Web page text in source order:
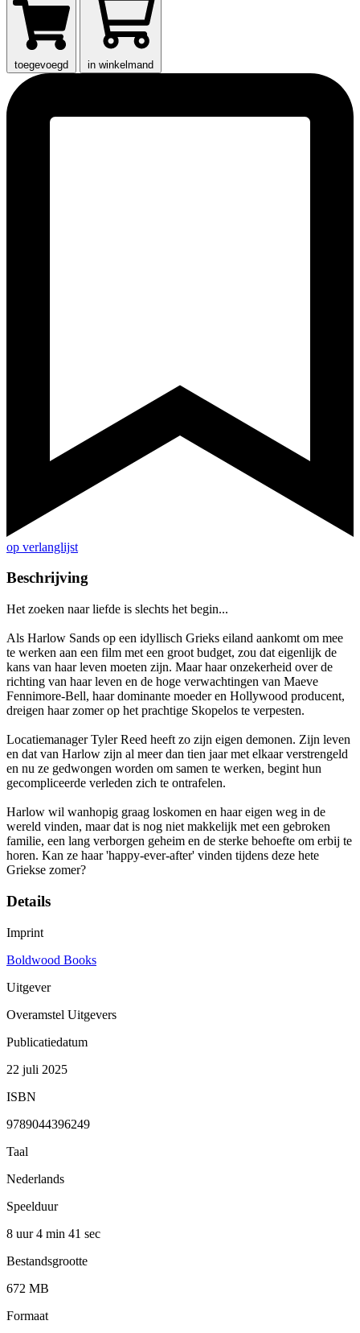
toegevoegd in winkelmand
op verlanglijst
Beschrijving
Het zoeken naar liefde is slechts het begin...
Als Harlow Sands op een idyllisch Grieks eiland aankomt om mee
te werken aan een film met een groot budget, zou dat eigenlijk de
kans van haar leven moeten zijn. Maar haar onzekerheid over de
richting van haar leven en de hoge verwachtingen van Maeve
Fennimore-Bell, haar dominante moeder en Hollywood producent,
dreigen haar zomer op het prachtige Skopelos te verpesten.
Locatiemanager Tyler Reed heeft zo zijn eigen demonen. Zijn leven
en dat van Harlow zijn al meer dan tien jaar met elkaar verstrengeld
en nu ze gedwongen worden om samen te werken, begint hun
gecompliceerde verleden zich te ontrafelen.
Harlow wil wanhopig graag loskomen en haar eigen weg in de
wereld vinden, maar dat is nog niet makkelijk met een gebroken
familie, een lang verborgen geheim en de sterke behoefte om erbij te
horen. Kan ze haar 'happy-ever-after' vinden tijdens deze hete
Griekse zomer?
Details
Imprint
Boldwood Books
Uitgever
Overamstel Uitgevers
Publicatiedatum
22 juli 2025
ISBN
9789044396249
Taal
Nederlands
Speelduur
8 uur 4 min 41 sec
Bestandsgrootte
672 MB
Formaat